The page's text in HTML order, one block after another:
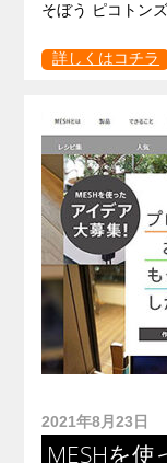
そぼう ピコトン
詳しくはコチラ
2021年8月23日
MESHを